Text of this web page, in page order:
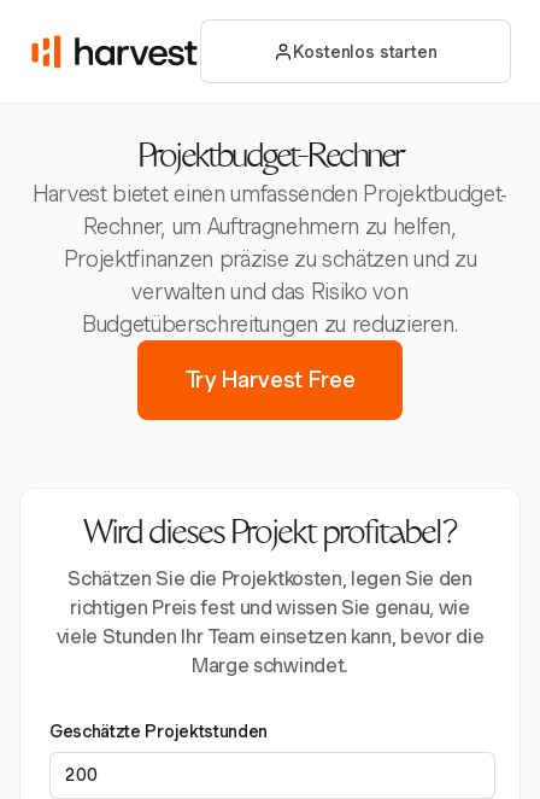
Kostenlos starten
Projektbudget-Rechner
Harvest bietet einen umfassenden Projektbudget-
Rechner, um Auftragnehmern zu helfen,
Projektfinanzen präzise zu schätzen und zu
verwalten und das Risiko von
Budgetüberschreitungen zu reduzieren.
Try Harvest Free
Wird dieses Projekt profitabel?
Schätzen Sie die Projektkosten, legen Sie den
richtigen Preis fest und wissen Sie genau, wie
viele Stunden Ihr Team einsetzen kann, bevor die
Marge schwindet.
Geschätzte Projektstunden